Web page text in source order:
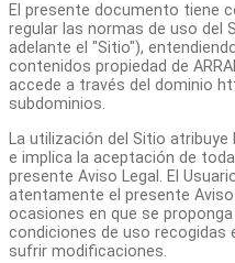
El presente documento tiene
regular las normas de uso
adelante el "Sitio"),
contenidos propiedad de
accede a través del dominio
subdominios.
La utilización del Sitio
e implica la aceptación de
presente Aviso Legal. El
atentamente el presente
ocasiones en que se
condiciones de uso recogidas
sufrir modificaciones.